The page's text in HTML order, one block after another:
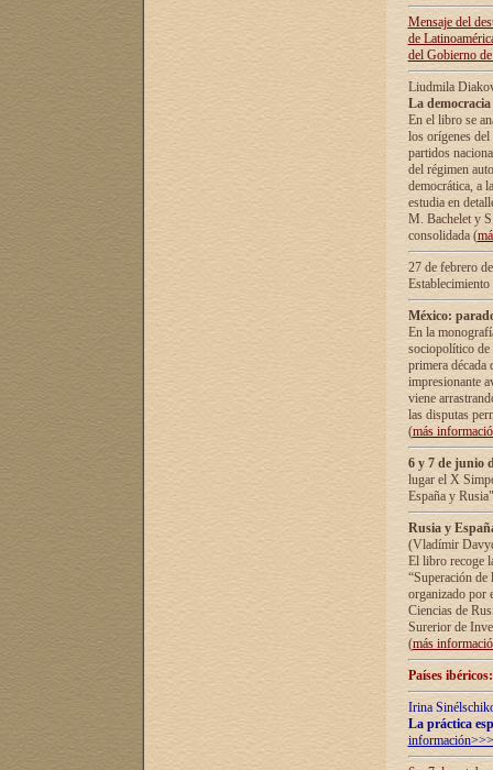
Mensaje del
de
del Gobierno
Liudmila
La
En el libro se
los orígenes
partidos
del régimen
democrática, а
estudia en
М. Bachelet у
consolidada (
27 de febrero
México:
En la
sociopolítico de
primera década
impresionante
viene
las disputas
(más
6 y 7 de junio
lugar el X
España y
Rusia y
(Vladímir
El libro recoge
“Superación
organizado por
Ciencias de
Surerior de
(más
Países
Irina
La práctica
información>>>